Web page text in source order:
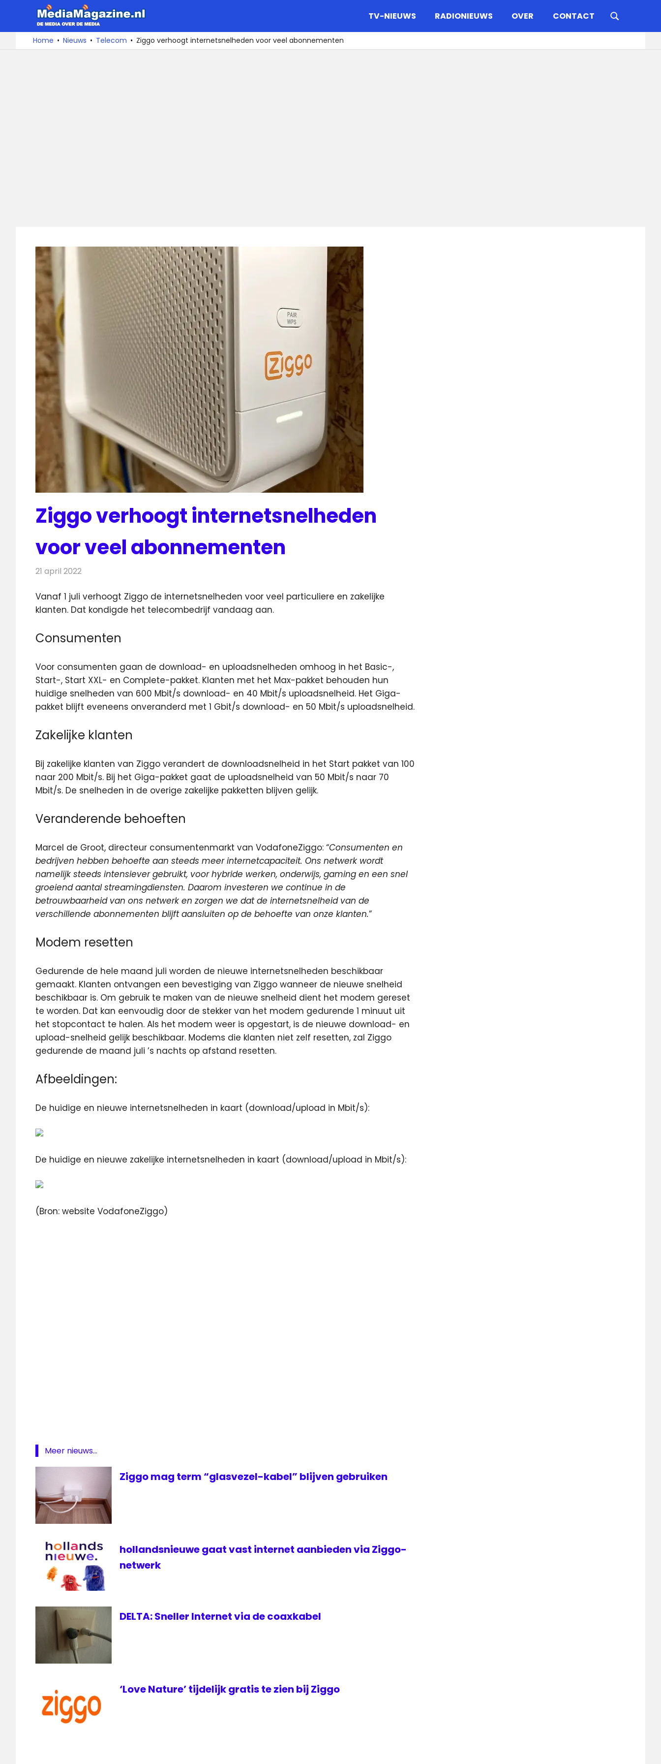
naar
De
media
over
TV-NIEUWS RADIONIEUWS OVER CONTACT
Home Nieuws Telecom Ziggo verhoogt internetsnelheden voor veel abonnementen
Ziggo verhoogt internetsnelheden
voor veel abonnementen
21 april 2022
Vanaf 1 juli verhoogt Ziggo de internetsnelheden voor veel particuliere en zakelijke
klanten. Dat kondigde het telecombedrijf vandaag aan.
Consumenten
Voor consumenten gaan de download- en uploadsnelheden omhoog in het Basic-,
Start-, Start XXL- en Complete-pakket. Klanten met het Max-pakket behouden hun
huidige snelheden van 600 Mbit/s download- en 40 Mbit/s uploadsnelheid. Het Giga-
pakket blijft eveneens onveranderd met 1 Gbit/s download- en 50 Mbit/s uploadsnelheid.
Zakelijke klanten
Bij zakelijke klanten van Ziggo verandert de downloadsnelheid in het Start pakket van 100
naar 200 Mbit/s. Bij het Giga-pakket gaat de uploadsnelheid van 50 Mbit/s naar 70
Mbit/s. De snelheden in de overige zakelijke pakketten blijven gelijk.
Veranderende behoeften
Marcel de Groot, directeur consumentenmarkt van VodafoneZiggo: “Consumenten en
bedrijven hebben behoefte aan steeds meer internetcapaciteit. Ons netwerk wordt
namelijk steeds intensiever gebruikt, voor hybride werken, onderwijs, gaming en een snel
groeiend aantal streamingdiensten. Daarom investeren we continue in de
betrouwbaarheid van ons netwerk en zorgen we dat de internetsnelheid van de
verschillende abonnementen blijft aansluiten op de behoefte van onze klanten.”
Modem resetten
Gedurende de hele maand juli worden de nieuwe internetsnelheden beschikbaar
gemaakt. Klanten ontvangen een bevestiging van Ziggo wanneer de nieuwe snelheid
beschikbaar is. Om gebruik te maken van de nieuwe snelheid dient het modem gereset
te worden. Dat kan eenvoudig door de stekker van het modem gedurende 1 minuut uit
het stopcontact te halen. Als het modem weer is opgestart, is de nieuwe download- en
upload-snelheid gelijk beschikbaar. Modems die klanten niet zelf resetten, zal Ziggo
gedurende de maand juli ’s nachts op afstand resetten.
Afbeeldingen:
De huidige en nieuwe internetsnelheden in kaart (download/upload in Mbit/s):
De huidige en nieuwe zakelijke internetsnelheden in kaart (download/upload in Mbit/s):
(Bron: website VodafoneZiggo)
Meer nieuws...
Ziggo mag term “glasvezel-kabel” blijven gebruiken
hollandsnieuwe gaat vast internet aanbieden via Ziggo-
netwerk
DELTA: Sneller Internet via de coaxkabel
‘Love Nature’ tijdelijk gratis te zien bij Ziggo